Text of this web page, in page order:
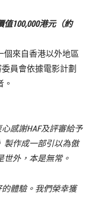
100,000港元（約
個來自香港以外地區
員會依據電影計劃
心感謝HAF及評審給予
製作成一部引以為傲
外，本是無常。
體驗。我們榮幸獲